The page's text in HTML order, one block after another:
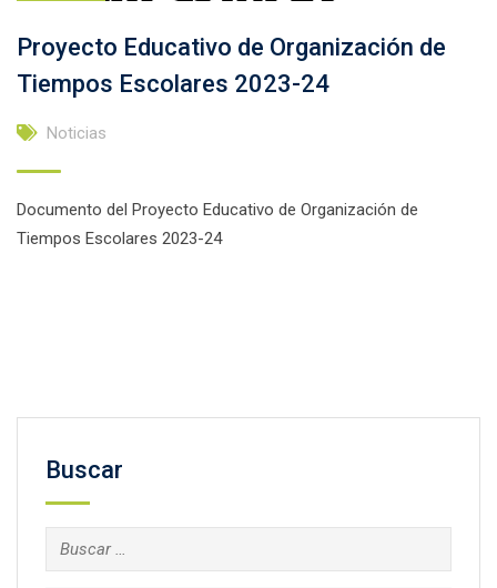
Proyecto Educativo de Organización de
Tiempos Escolares 2023-24
Noticias
Documento del Proyecto Educativo de Organización de
Tiempos Escolares 2023-24
Buscar
Buscar: